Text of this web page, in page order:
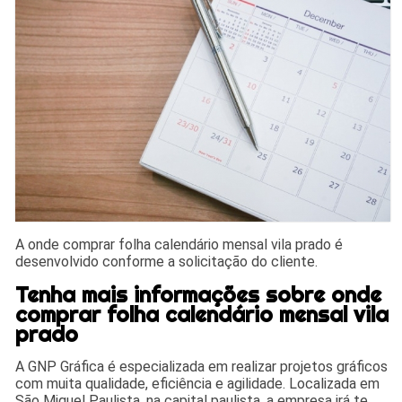
A onde comprar folha calendário mensal vila prado é
desenvolvido conforme a solicitação do cliente.
Tenha mais informações sobre onde
comprar folha calendário mensal vila
prado
A GNP Gráfica é especializada em realizar projetos gráficos
com muita qualidade, eficiência e agilidade. Localizada em